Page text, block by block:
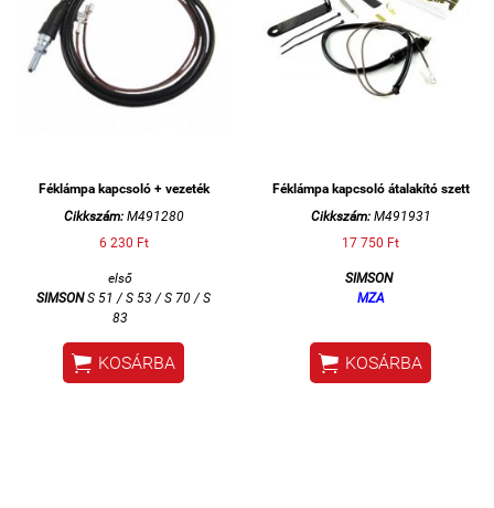
Féklámpa kapcsoló + vezeték
Cikkszám:M491280
6 230 Ft
első
SIMSONS 51 / S 53 / S 70 / S
83
 KOSÁRBA
Féklámpa kapcsoló átalakító szett
Cikkszám:M491931
17 750 Ft
SIMSON
MZA
 KOSÁRBA